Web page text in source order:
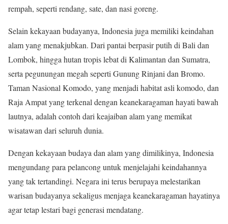
rempah, seperti rendang, sate, dan nasi goreng.
Selain kekayaan budayanya, Indonesia juga memiliki keindahan
alam yang menakjubkan. Dari pantai berpasir putih di Bali dan
Lombok, hingga hutan tropis lebat di Kalimantan dan Sumatra,
serta pegunungan megah seperti Gunung Rinjani dan Bromo.
Taman Nasional Komodo, yang menjadi habitat asli komodo, dan
Raja Ampat yang terkenal dengan keanekaragaman hayati bawah
lautnya, adalah contoh dari keajaiban alam yang memikat
wisatawan dari seluruh dunia.
Dengan kekayaan budaya dan alam yang dimilikinya, Indonesia
mengundang para pelancong untuk menjelajahi keindahannya
yang tak tertandingi. Negara ini terus berupaya melestarikan
warisan budayanya sekaligus menjaga keanekaragaman hayatinya
agar tetap lestari bagi generasi mendatang.